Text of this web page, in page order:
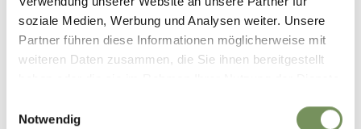
soziale Medien, Werbung und Analysen weiter. Unsere
Partner führen diese Informationen möglicherweise mit
weiteren Daten zusammen, die Sie ihnen bereitgestellt
Notwendig